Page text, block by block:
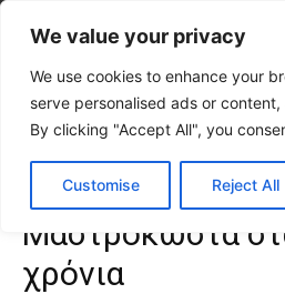
We value your privacy
We use cookies to enhance your
serve personalised ads or
By clicking "Accept All", you
Customise Reject All
Home CELEBRITIES
Έφυγε από τη ζωή
της χρόνια
Έφυγε από τη
Μαστροκώστα
χρόνια